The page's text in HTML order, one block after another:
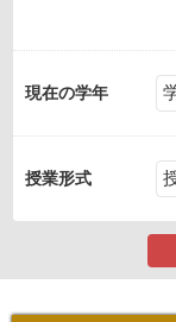
現在の学年
授業形式